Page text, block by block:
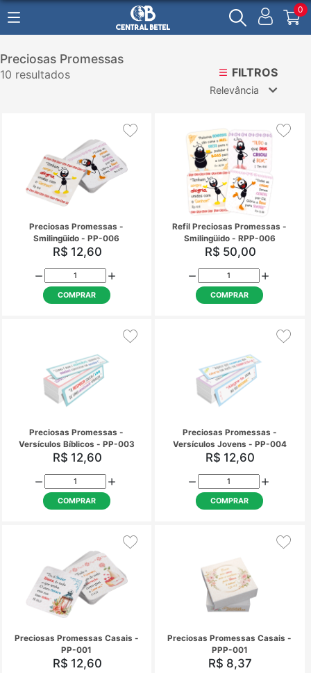
0
Preciosas Promessas
10 resultados
Relevância
Mais Vendidos
Menor Preço
Maior Preço
Ordem Alfabética
FILTROS
Preciosas Promessas -
Smilingüido - PP-006
R$ 12,60
Refil Preciosas
Smilingüido -
R$ 50,00
COMPRAR
R$ 12,60
COMPRAR